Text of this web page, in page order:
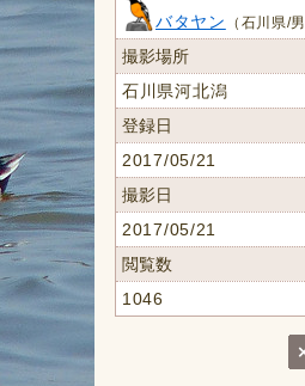
バタヤン （石川県/
撮影場所
石川県河北潟
登録日
2017/05/21
撮影日
2017/05/21
閲覧数
1046